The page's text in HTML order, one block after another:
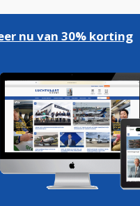
Podcasts
nu van 30% korting